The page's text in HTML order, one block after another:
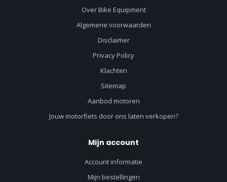
Over Bike Equipment
Algemene voorwaarden
Disclaimer
Privacy Policy
Klachten
Sitemap
Aanbod motoren
Jouw motorfiets door ons laten verkopen?
Mijn account
Account informatie
Mijn bestellingen